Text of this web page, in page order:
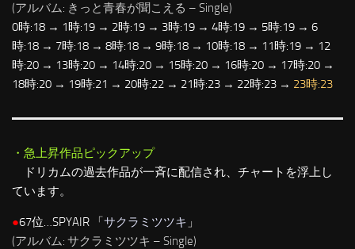
(アルバム: きっと青春が聞こえる – Single)
0時:18 → 1時:19 → 2時:19 → 3時:19 → 4時:19 → 5時:19 → 6
時:18 → 7時:18 → 8時:18 → 9時:18 → 10時:18 → 11時:19 → 12
時:20 → 13時:20 → 14時:20 → 15時:20 → 16時:20 → 17時:20 →
18時:20 → 19時:21 → 20時:22 → 21時:23 → 22時:23 → 23時:23
・急上昇作品ピックアップ
ドリカムの過去作品が一斉に配信され、チャートを浮上し
ています。
●67位…SPYAIR 「サクラミツツキ 」
(アルバム: サクラミツツキ – Single)